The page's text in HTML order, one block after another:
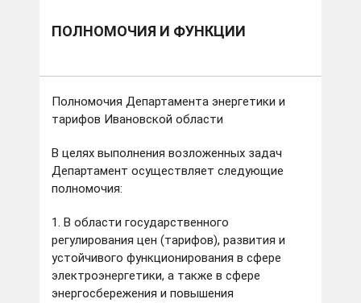
ПОЛНОМОЧИЯ И ФУНКЦИИ
Полномочия Департамента энергетики и
тарифов Ивановской области
В целях выполнения возложенных задач
Департамент осуществляет следующие
полномочия:
1. В области государственного
регулирования цен (тарифов), развития и
устойчивого функционирования в сфере
электроэнергетики, а также в сфере
энергосбережения и повышения